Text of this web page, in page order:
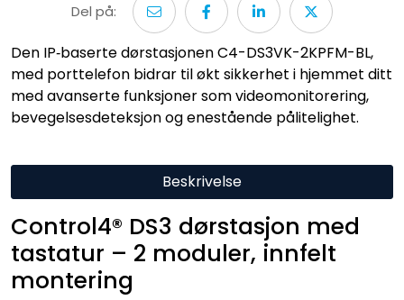
Del på:
Den IP‑baserte dørstasjonen C4-DS3VK-2KPFM-BL,
med porttelefon bidrar til økt sikkerhet i hjemmet ditt
med avanserte funksjoner som videomonitorering,
bevegelsesdeteksjon og enestående pålitelighet.
Beskrivelse
Control4® DS3 dørstasjon med
tastatur – 2 moduler, innfelt
montering